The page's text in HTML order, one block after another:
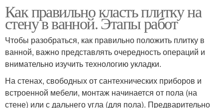
Как правильно класть плитку на
стену в ванной. Этапы работ
Чтобы разобраться, как правильно положить плитку в
ванной, важно представлять очередность операций и
внимательно изучить технологию укладки.
На стенах, свободных от сантехнических приборов и
встроенной мебели, монтаж начинается от пола (на
стене) или с дальнего угла (для пола). Предварительно